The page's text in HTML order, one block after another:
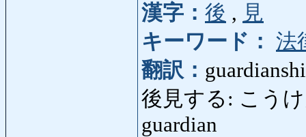
漢字： 後 , 見
キーワード： 法
翻訳：
後見する: こうけ
guardian